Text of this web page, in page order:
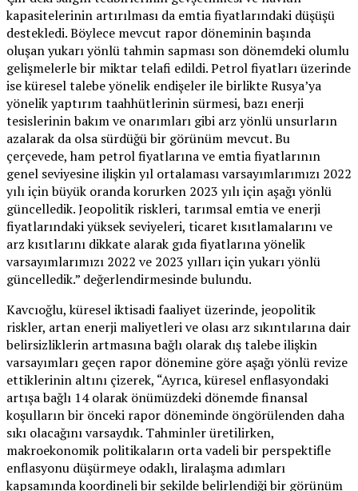
kapasitelerinin artırılması da emtia fiyatlarındaki düşüşü
destekledi. Böylece mevcut rapor döneminin başında
oluşan yukarı yönlü tahmin sapması son dönemdeki olumlu
gelişmelerle bir miktar telafi edildi. Petrol fiyatları üzerinde
ise küresel talebe yönelik endişeler ile birlikte Rusya’ya
yönelik yaptırım taahhütlerinin sürmesi, bazı enerji
tesislerinin bakım ve onarımları gibi arz yönlü unsurların
azalarak da olsa sürdüğü bir görünüm mevcut. Bu
çerçevede, ham petrol fiyatlarına ve emtia fiyatlarının
genel seviyesine ilişkin yıl ortalaması varsayımlarımızı 2022
yılı için büyük oranda korurken 2023 yılı için aşağı yönlü
güncelledik. Jeopolitik riskleri, tarımsal emtia ve enerji
fiyatlarındaki yüksek seviyeleri, ticaret kısıtlamalarını ve
arz kısıtlarını dikkate alarak gıda fiyatlarına yönelik
varsayımlarımızı 2022 ve 2023 yılları için yukarı yönlü
güncelledik.” değerlendirmesinde bulundu.
Kavcıoğlu, küresel iktisadi faaliyet üzerinde, jeopolitik
riskler, artan enerji maliyetleri ve olası arz sıkıntılarına dair
belirsizliklerin artmasına bağlı olarak dış talebe ilişkin
varsayımları geçen rapor dönemine göre aşağı yönlü revize
ettiklerinin altını çizerek, “Ayrıca, küresel enflasyondaki
artışa bağlı 14 olarak önümüzdeki dönemde finansal
koşulların bir önceki rapor döneminde öngörülenden daha
sıkı olacağını varsaydık. Tahminler üretilirken,
makroekonomik politikaların orta vadeli bir perspektifle
enflasyonu düşürmeye odaklı, liralaşma adımları
kapsamında koordineli bir şekilde belirlendiği bir görünüm